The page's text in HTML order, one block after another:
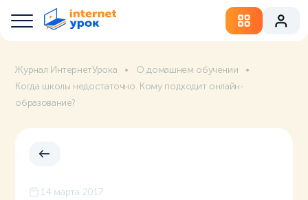
Журнал ИнтернетУрока
О домашнем обучении
Когда школы недостаточно. Кому подходит онлайн-
образование?
14 марта 2017